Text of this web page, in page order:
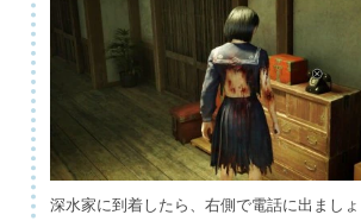
深水家に到着したら、右側で電話に出ましょ